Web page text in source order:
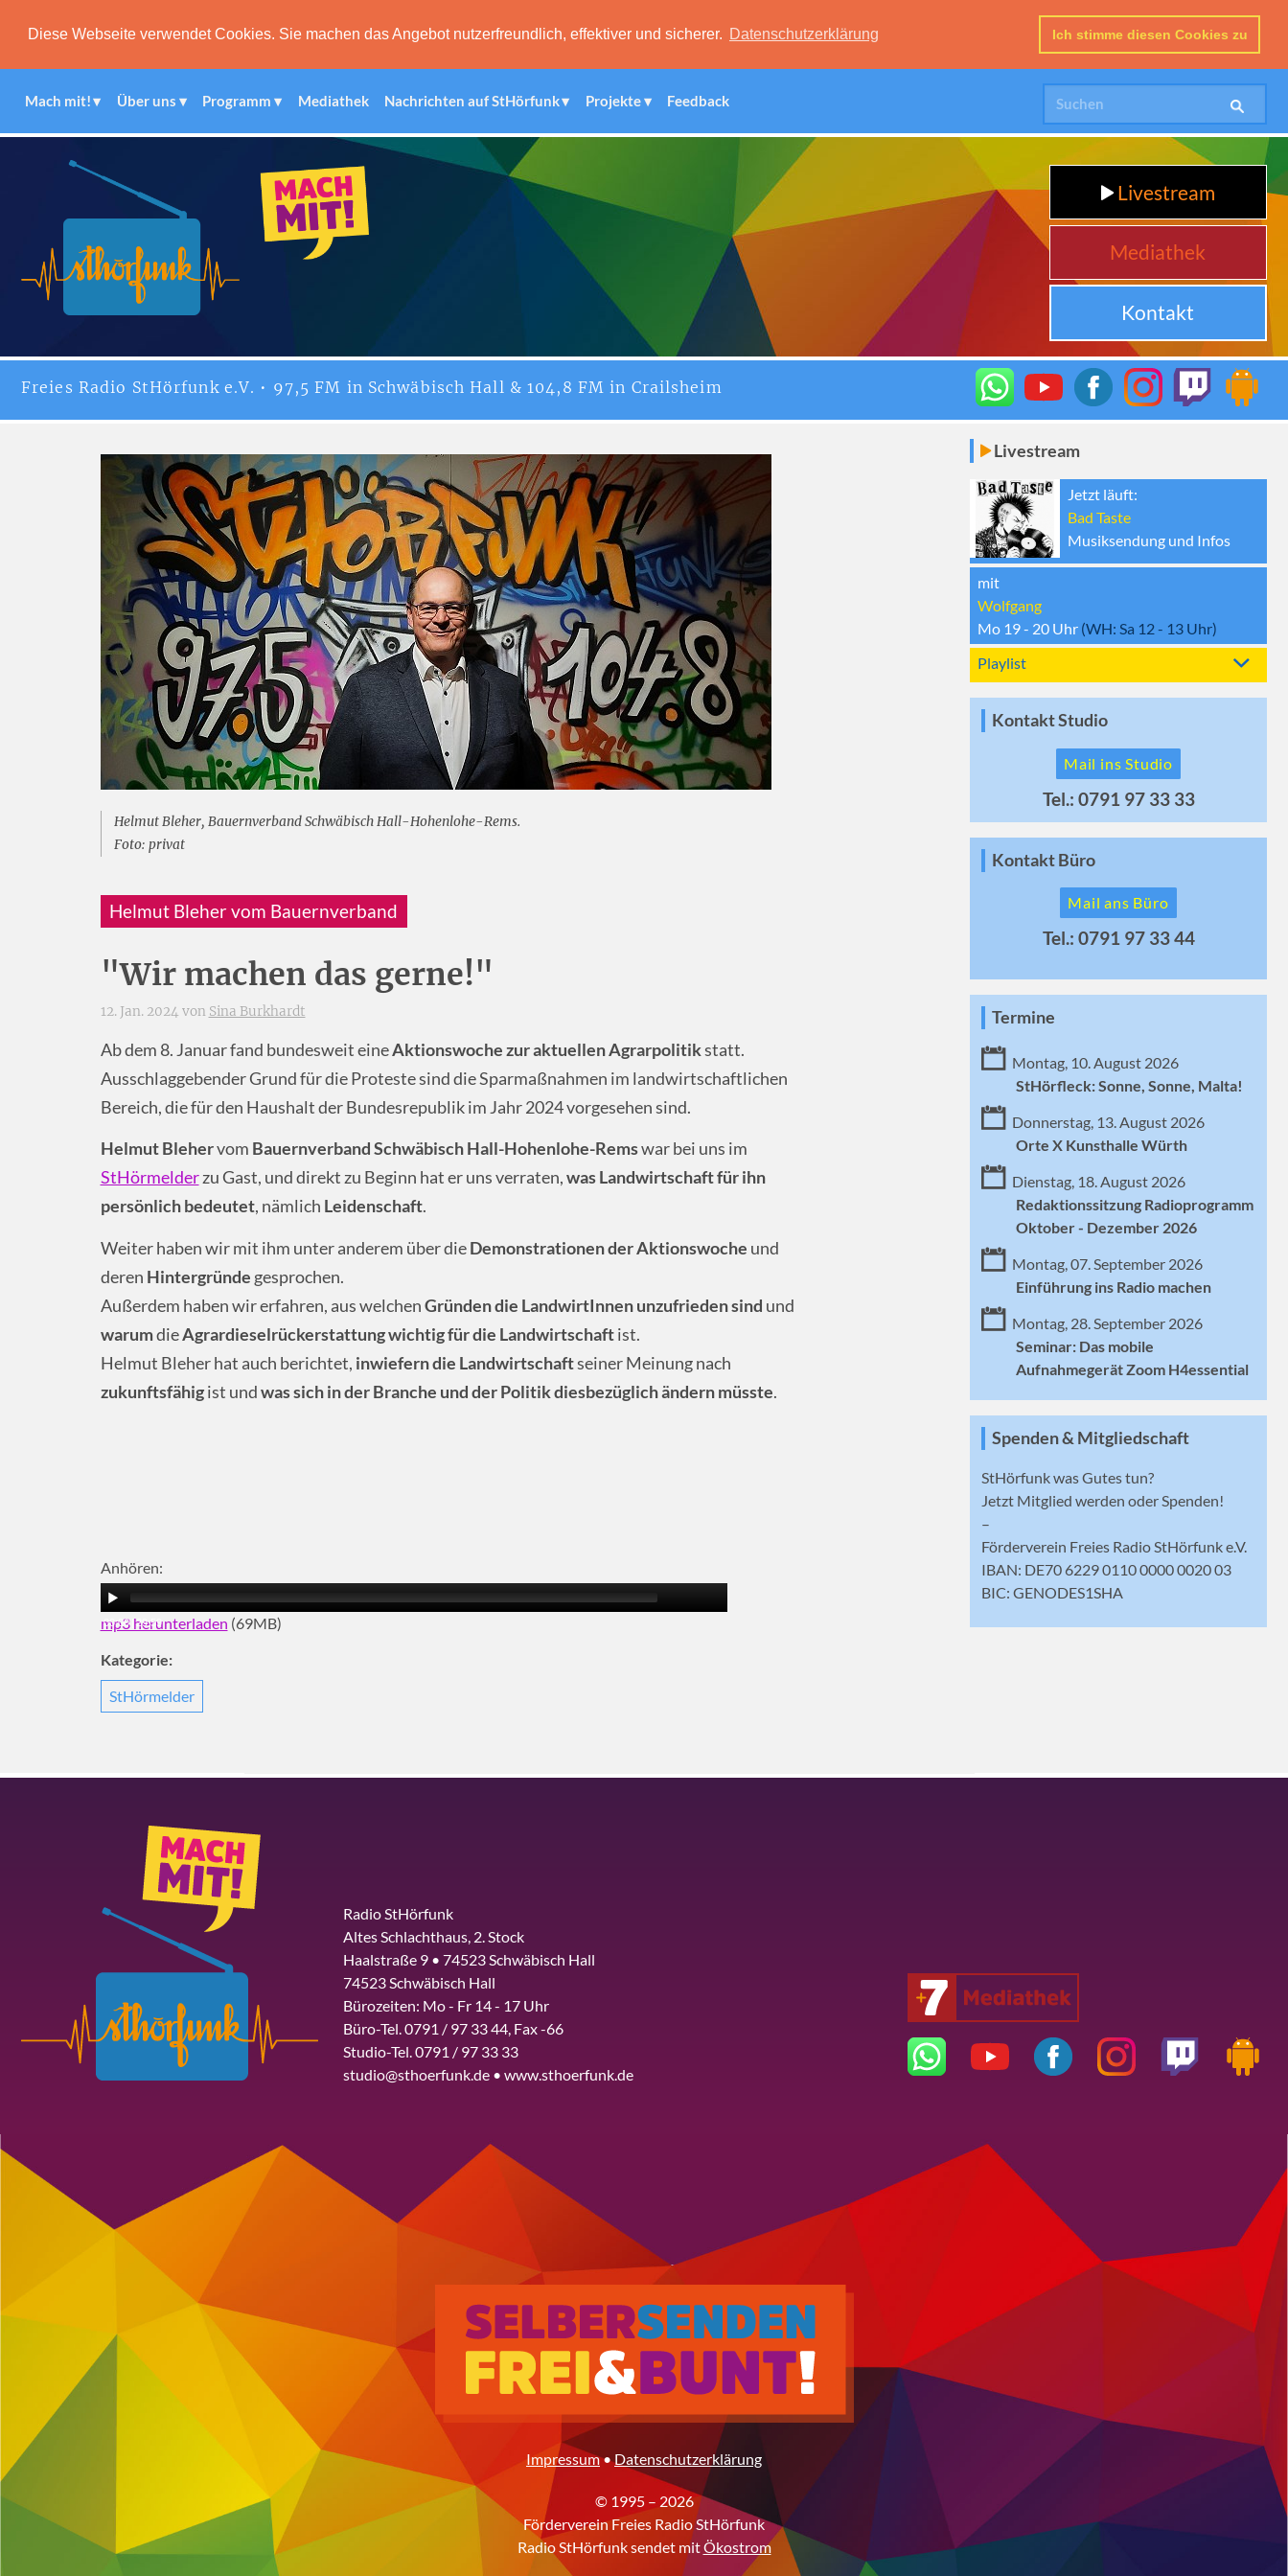
Diese Webseite verwendet Cookies. Sie machen das Angebot nutzerfreundlich, effektiver und sicherer. Datenschutzerklärung Ich stimme diesen Cookies zu
Mach mit! Über uns Programm Mediathek Nachrichten auf StHörfunk Projekte Feedback
Livestream
Mediathek
Kontakt
Freies Radio StHörfunke.V. • 97,5 FM in Schwäbisch Hall & 104,8 FM in Crailsheim
Helmut Bleher, Bauernverband Schwäbisch Hall-Hohenlohe-Rems.
Foto: privat
Helmut Bleher vom Bauernverband
"Wir machen das gerne!"
12. Jan. 2024 von Sina Burkhardt
Ab dem 8. Januar fand bundesweit eineAktionswoche zur aktuellen Agrarpolitikstatt.
Ausschlaggebender Grund für die Proteste sind die Sparmaßnahmen im landwirtschaftlichen
Bereich, die für den Haushalt der Bundesrepublik im Jahr 2024 vorgesehen sind.
Helmut Blehervom Bauernverband Schwäbisch Hall-Hohenlohe-Remswar bei uns im
StHörmelderzu Gast, und direkt zu Beginn hat er uns verraten,was Landwirtschaft für ihn
persönlich bedeutet, nämlich Leidenschaft.
Weiter haben wir mit ihm unter anderem über dieDemonstrationen der Aktionswoche und
deren Hintergründe gesprochen.
Außerdem haben wir erfahren, aus welchenGründen die LandwirtInnen unzufrieden sind und
warumdieAgrardieselrückerstattung wichtig für die Landwirtschaftist.
Helmut Bleher hat auch berichtet, inwiefern die Landwirtschaftseiner Meinung nach
zukunftsfähigist undwas sich in der Branche und der Politik diesbezüglich ändern müsste.
Anhören:
00:00 29:59
mp3 herunterladen (69MB)
Kategorie:
StHörmelder
Livestream
Jetzt läuft:
Bad Taste
Musiksendung und Infos
mit
Wolfgang
Mo 19 - 20 Uhr (WH: Sa 12 - 13 Uhr)
Playlist
Kontakt Studio
Mail ins Studio
Tel.: 0791 97 33 33
Kontakt Büro
Mail ans Büro
Tel.: 0791 97 33 44
Termine
Montag, 10. August 2026
StHörfleck: Sonne, Sonne, Malta!
Donnerstag, 13. August 2026
Orte X Kunsthalle Würth
Dienstag, 18. August 2026
Redaktionssitzung Radioprogramm
Oktober - Dezember 2026
Montag, 07. September 2026
Einführung ins Radio machen
Montag, 28. September 2026
Seminar: Das mobile
Aufnahmegerät Zoom H4essential
Spenden & Mitgliedschaft
StHörfunk was Gutes tun?
Jetzt Mitglied werden oder Spenden!
–
Förderverein Freies Radio StHörfunk e.V.
IBAN: DE70 6229 0110 0000 0020 03
BIC: GENODES1SHA
Radio StHörfunk
Altes Schlachthaus, 2. Stock
Haalstraße 9 • 74523 Schwäbisch Hall
74523 Schwäbisch Hall
Bürozeiten: Mo - Fr 14 - 17 Uhr
Büro-Tel. 0791 / 97 33 44, Fax -66
Studio-Tel. 0791 / 97 33 33
studio@sthoerfunk.de • www.sthoerfunk.de
Impressum•Datenschutzerklärung
© 1995 – 2026
Förderverein Freies Radio StHörfunk
Radio StHörfunk sendet mitÖkostrom